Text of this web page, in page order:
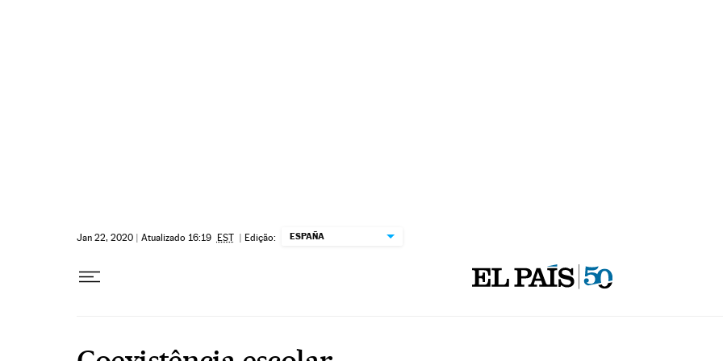
Jan 22, 2020 | Atualizado 16:19 EST | Edição: ESPAÑA